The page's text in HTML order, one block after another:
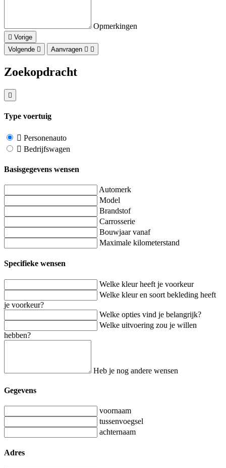
Opmerkingen
Vorige
Volgende
Aanvragen
Zoekopdracht
Type voertuig
Personenauto
Bedrijfswagen
Basisgegevens wensen
Automerk
Model
Brandstof
Carrosserie
Bouwjaar vanaf
Maximale kilometerstand
Specifieke wensen
Welke kleur heeft je voorkeur
Welke kleur en soort bekleding heeft
je voorkeur?
Welke opties vind je belangrijk?
Welke uitvoering zou je willen
hebben?
Heb je nog andere wensen
Gegevens
voornaam
tussenvoegsel
achternaam
Adres